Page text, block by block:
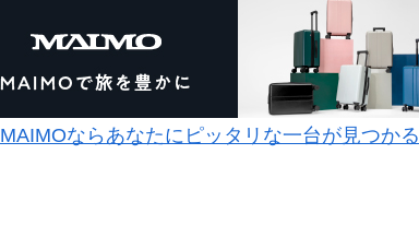
MAIMOならあなたにピッタリな一台が見つかる